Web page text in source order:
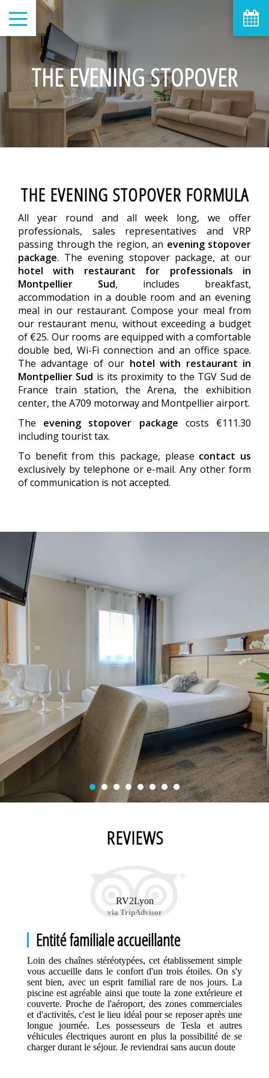
THE EVENING STOPOVER
THE EVENING STOPOVER FORMULA
All year round and all week long, we offer
professionals, sales representatives and VRP
passing through the region, an evening stopover
package. The evening stopover package, at our
hotel with restaurant for professionals in
Montpellier Sud, includes breakfast,
accommodation in a double room and an evening
meal in our restaurant. Compose your meal from
our restaurant menu, without exceeding a budget
of €25. Our rooms are equipped with a comfortable
double bed, Wi-Fi connection and an office space.
The advantage of our hotel with restaurant in
Montpellier Sud is its proximity to the TGV Sud de
France train station, the Arena, the exhibition
center, the A709 motorway and Montpellier airport.
The evening stopover package costs €111.30
including tourist tax.
To benefit from this package, please contact us
exclusively by telephone or e-mail. Any other form
of communication is not accepted.
REVIEWS
RV2Lyon
via TripAdvisor
Entité familiale accueillante
Loin des chaînes stéréotypées, cet établissement simple
vous accueille dans le confort d'un trois étoiles. On s'y
sent bien, avec un esprit familial rare de nos jours. La
piscine est agréable ainsi que toute la zone extérieure et
couverte. Proche de l'aéroport, des zones commerciales
et d'activités, c'est le lieu idéal pour se reposer après une
longue journée. Les possesseurs de Tesla et autres
véhicules électriques auront en plus la possibilité de se
charger durant le séjour. Je reviendrai sans aucun doute